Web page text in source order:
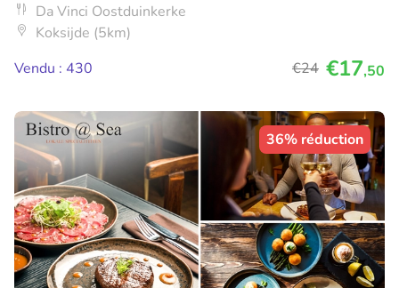
Da Vinci Oostduinkerke
Koksijde (5km)
Vendu : 430
€24 €17,50
36% réduction